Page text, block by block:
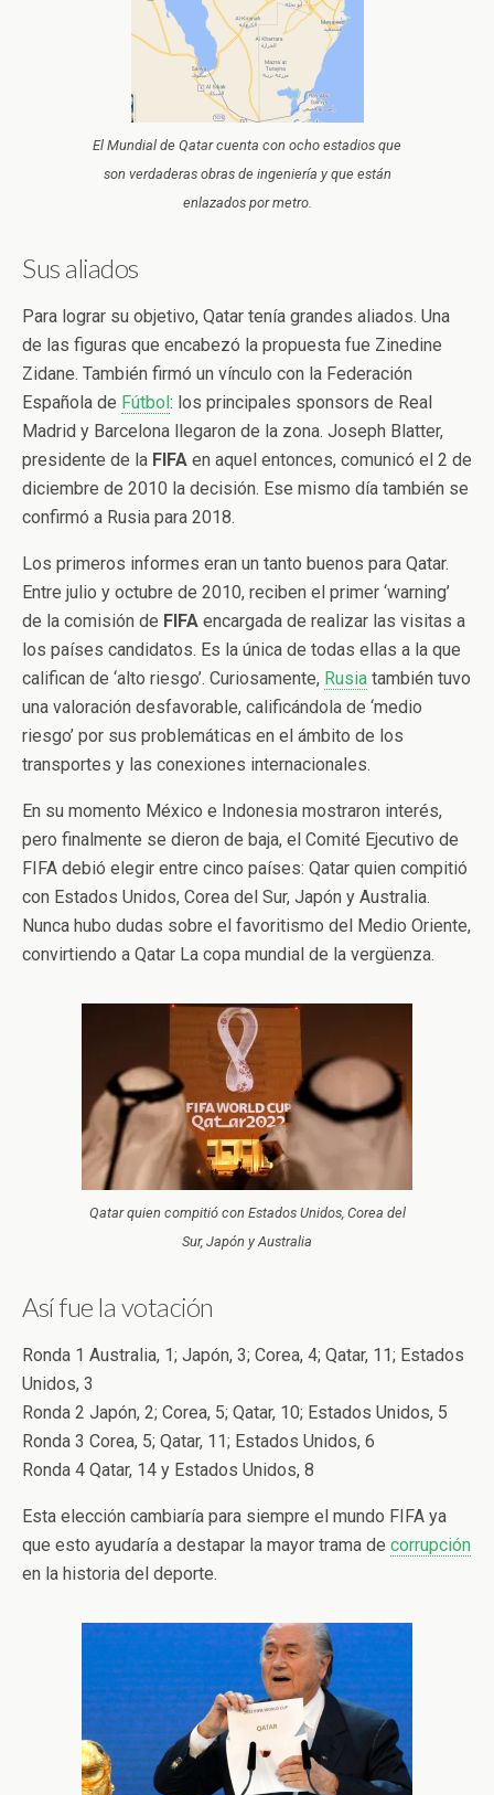
El Mundial de Qatar cuenta con ocho estadios que
son verdaderas obras de ingeniería y que están
enlazados por metro.
Sus aliados
Para lograr su objetivo, Qatar tenía grandes aliados. Una
de las figuras que encabezó la propuesta fue Zinedine
Zidane. También firmó un vínculo con la Federación
Española de Fútbol: los principales sponsors de Real
Madrid y Barcelona llegaron de la zona. Joseph Blatter,
presidente de la FIFA en aquel entonces, comunicó el 2 de
diciembre de 2010 la decisión. Ese mismo día también se
confirmó a Rusia para 2018.
Los primeros informes eran un tanto buenos para Qatar.
Entre julio y octubre de 2010, reciben el primer ‘warning’
de la comisión de FIFA encargada de realizar las visitas a
los países candidatos. Es la única de todas ellas a la que
califican de ‘alto riesgo’. Curiosamente, Rusia también tuvo
una valoración desfavorable, calificándola de ‘medio
riesgo’ por sus problemáticas en el ámbito de los
transportes y las conexiones internacionales.
En su momento México e Indonesia mostraron interés,
pero finalmente se dieron de baja, el Comité Ejecutivo de
FIFA debió elegir entre cinco países: Qatar quien compitió
con Estados Unidos, Corea del Sur, Japón y Australia.
Nunca hubo dudas sobre el favoritismo del Medio Oriente,
convirtiendo a Qatar La copa mundial de la vergüenza.
Qatar quien compitió con Estados Unidos, Corea del
Sur, Japón y Australia
Así fue la votación
Ronda 1 Australia, 1; Japón, 3; Corea, 4; Qatar, 11; Estados
Unidos, 3
Ronda 2 Japón, 2; Corea, 5; Qatar, 10; Estados Unidos, 5
Ronda 3 Corea, 5; Qatar, 11; Estados Unidos, 6
Ronda 4 Qatar, 14 y Estados Unidos, 8
Esta elección cambiaría para siempre el mundo FIFA ya
que esto ayudaría a destapar la mayor trama de corrupción
en la historia del deporte.